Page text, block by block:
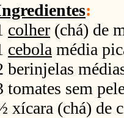
:
colher (chá) de
cebola média
berinjelas
tomates sem
xícara (chá) de